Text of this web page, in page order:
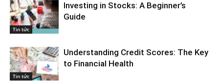
Tin tức
Investing in Stocks: A Beginner’s
Guide
Tin tức
Understanding Credit Scores: The Key
to Financial Health